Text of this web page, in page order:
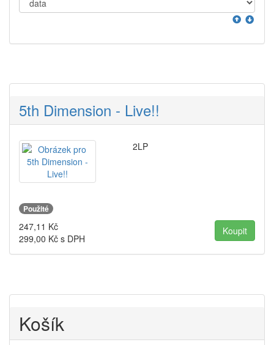
5th Dimension - Live!!
2LP
Použité
247,11 Kč
299,00 Kč s DPH
Košík